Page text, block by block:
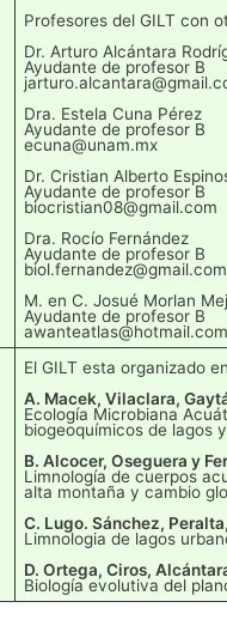
Profesores del GILT con
Dr. Arturo Alcántara
Ayudante de profesor B
Dra. Estela Cuna Pérez
Ayudante de profesor B
ecuna@unam.mx
Dr. Cristian Alberto
Ayudante de profesor B
biocristian08@gmail.com
Dra. Rocío Fernández
Ayudante de profesor B
biol.fernandez@gmail.com
M. en C. Josué Morlan
Ayudante de profesor B
awanteatlas@hotmail.com
El GILT esta organizado
A. Macek, Vilaclara,
Ecología Microbiana
biogeoquímicos de lagos
B. Alcocer, Oseguera y
Limnología de cuerpos
alta montaña y cambio
C. Lugo. Sánchez,
Limnologia de lagos
D. Ortega, Ciros,
Biología evolutiva del